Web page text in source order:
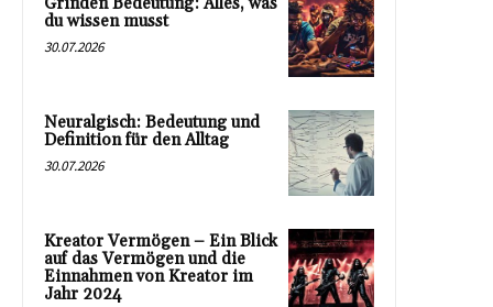
Grinden Bedeutung: Alles, was
du wissen musst
30.07.2026
Neuralgisch: Bedeutung und
Definition für den Alltag
30.07.2026
Kreator Vermögen – Ein Blick
auf das Vermögen und die
Einnahmen von Kreator im
Jahr 2024